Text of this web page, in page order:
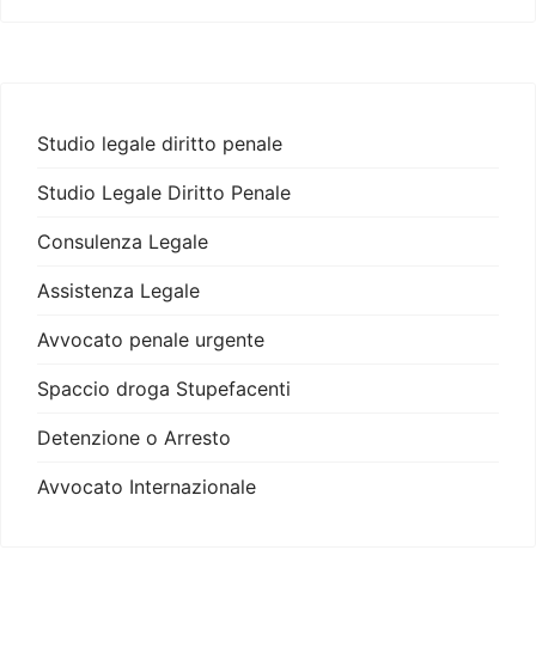
Studio legale diritto penale
Studio Legale Diritto Penale
Consulenza Legale
Assistenza Legale
Avvocato penale urgente
Spaccio droga Stupefacenti
Detenzione o Arresto
Avvocato Internazionale